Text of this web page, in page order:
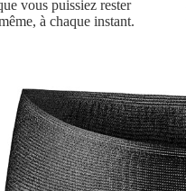
vous puissiez rester
à chaque instant.